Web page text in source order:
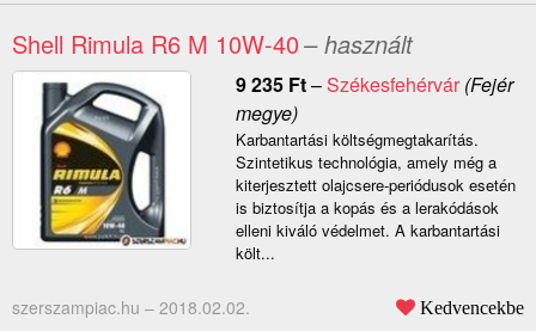
Shell Rimula R6 M 10W-40– használt
9 235 Ft–Székesfehérvár(Fejér
megye)
Karbantartási költségmegtakarítás.
Szintetikus technológia, amely még a
kiterjesztett olajcsere-periódusok esetén
is biztosítja a kopás és a lerakódások
elleni kiváló védelmet. A karbantartási
költ...
szerszampiac.hu – 2018.02.02. Kedvencekbe